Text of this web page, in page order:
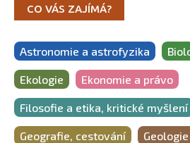
CO VÁS ZAJÍMÁ?
Astronomie a astrofyzika
Ekologie Ekonomie a právo
Filosofie a etika, kritické myšlení
Geografie, cestování